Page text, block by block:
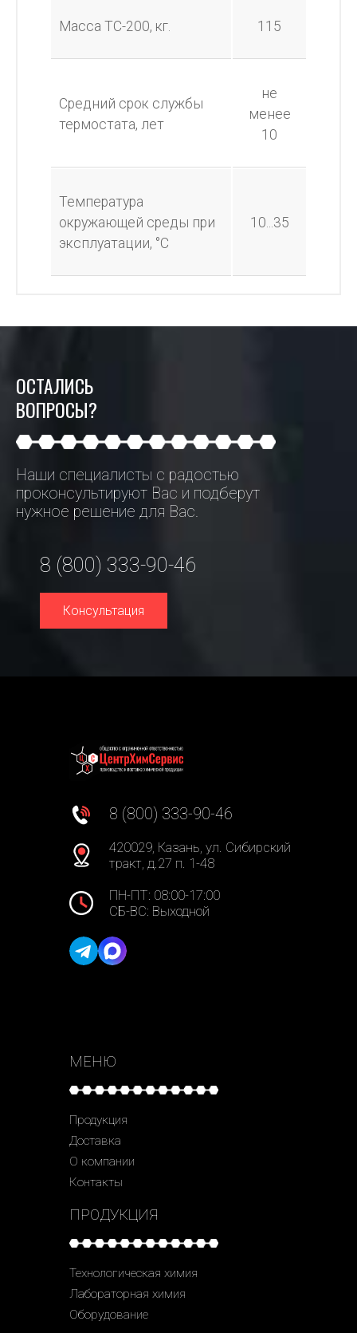
Масса ТС-200, кг. 115
Средний срок службы
термостата, лет
не
менее
10
Температура
окружающей среды при
эксплуатации, °С
10...35
ОСТАЛИСЬ
ВОПРОСЫ?
Наши специалисты с радостью
проконсультируют Вас и подберут
нужное решение для Вас.
8 (800) 333-90-46
Консультация
8 (800) 333-90-46
420029, Казань, ул. Сибирский
тракт, д.27 п. 1-48
ПН-ПТ: 08:00-17:00
СБ-ВС: Выходной
МЕНЮ
Продукция
Доставка
О компании
Контакты
ПРОДУКЦИЯ
Технологическая химия
Лабораторная химия
Оборудование